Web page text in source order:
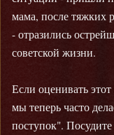
мама, после тяжких
- отразились
советской жизни.
Если оценивать
мы теперь часто
поступок".